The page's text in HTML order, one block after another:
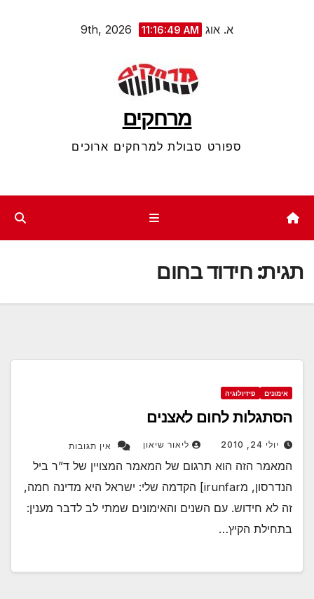
א. אוג 9th, 2026 11:16:49 AM
מרחקים
ספורט סבולת למרחקים ארוכים
תגית: חידוד בחום
אימונים פיזיולוגיה
הסתגלות לחום לאצנים
יולי 24, 2010 ליאור שיאון אין תגובות
המאמר הזה הוא תרגום של המאמר המצויין של ד”ר ביל
הנדרסון, מirunfar] הקדמה שלי: ישראל היא מדינה חמה,
זה לא חידוש. עם השנים והאימונים שמתי לב לדבר מענין:
בתחילת הקיץ…